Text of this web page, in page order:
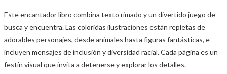
Este encantador libro combina texto rimado y un divertido juego de
busca y encuentra. Las coloridas ilustraciones están repletas de
adorables personajes, desde animales hasta figuras fantásticas, e
incluyen mensajes de inclusión y diversidad racial. Cada página es un
festín visual que invita a detenerse y explorar los detalles.